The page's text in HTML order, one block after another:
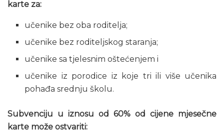
karte za:
učenike bez oba roditelja;
učenike bez roditeljskog staranja;
učenike sa tjelesnim oštećenjem i
učenike iz porodice iz koje tri ili više učenika
pohađa srednju školu.
Subvenciju u iznosu od 60% od cijene mjesečne
karte može ostvariti: